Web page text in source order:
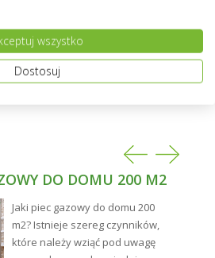
do malowania powinno być
dokładnie odtłuszczone i bez
przemyć wodą z
łagodnego środka myjącego
spłukać czystą wodą i
DO DOMU 200 M2
Jaki piec gazowy do domu 200
m2? Istnieje szereg czynników,
które należy wziąć pod uwagę
wszystko
Dostosuj